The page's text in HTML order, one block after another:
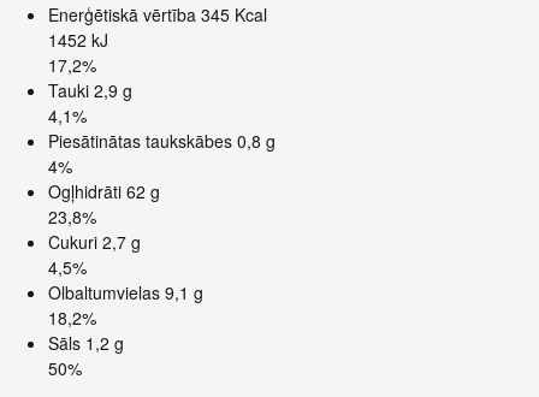
Enerģētiskā vērtība 345 Kcal
1452 kJ
17,2%
Tauki 2,9 g
4,1%
Piesātinātas taukskābes 0,8 g
4%
Ogļhidrāti 62 g
23,8%
Cukuri 2,7 g
4,5%
Olbaltumvielas 9,1 g
18,2%
Sāls 1,2 g
50%